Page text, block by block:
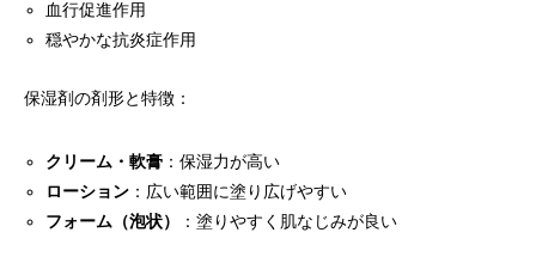
血行促進作用
穏やかな抗炎症作用
保湿剤の剤形と特徴：
クリーム・軟膏 ：保湿力が高い
ローション ：広い範囲に塗り広げやすい
フォーム（泡状）
：塗りやすく肌なじみが良い